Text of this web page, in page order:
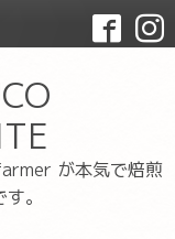
が本気で焙煎
。